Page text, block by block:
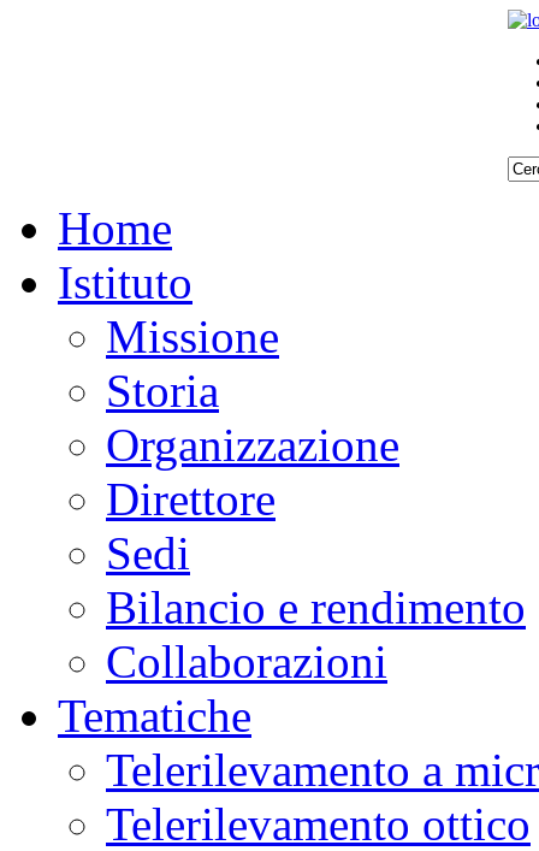
Home
Istituto
Missione
Storia
Organizzazione
Direttore
Sedi
Bilancio e rendimento
Collaborazioni
Tematiche
Telerilevamento a
Telerilevamento ottico